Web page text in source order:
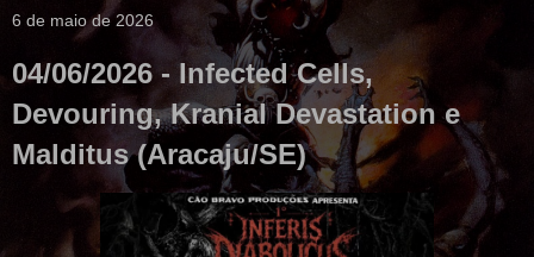
6 de maio de 2026
04/06/2026 - Infected Cells,
Devouring, Kranial Devastation e
Malditus (Aracaju/SE)